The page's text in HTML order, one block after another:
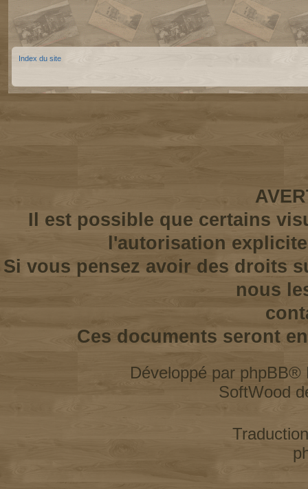
Index du site
Il est possible que certains
l'autorisation
Si vous pensez avoir des droits
nous
Ces documents seront
Développé par phpBB®
SoftWood